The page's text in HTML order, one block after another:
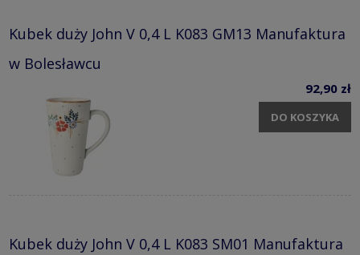
Kubek duży John V 0,4 L K083 GM13 Manufaktura
w Bolesławcu
92,90 zł
DO KOSZYKA
Kubek duży John V 0,4 L K083 SM01 Manufaktura